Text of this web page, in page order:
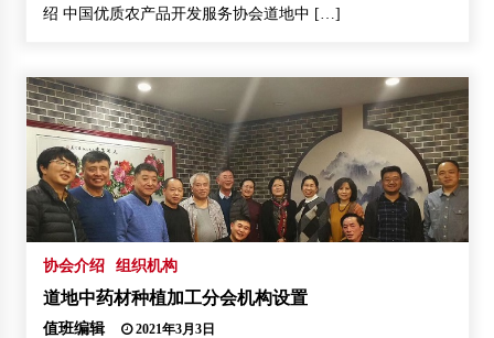
绍 中国优质农产品开发服务协会道地中 […]
协会介绍 组织机构
道地中药材种植加工分会机构设置
值班编辑 2021年3月3日